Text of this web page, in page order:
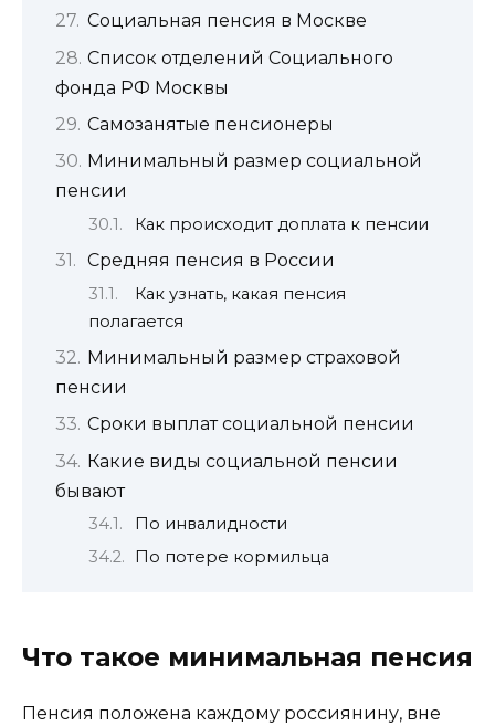
Социальная пенсия в Москве
Список отделений Социального
фонда РФ Москвы
Самозанятые пенсионеры
Минимальный размер социальной
пенсии
Как происходит доплата к пенсии
Средняя пенсия в России
Как узнать, какая пенсия
полагается
Минимальный размер страховой
пенсии
Сроки выплат социальной пенсии
Какие виды социальной пенсии
бывают
По инвалидности
По потере кормильца
Что такое минимальная пенсия
Пенсия положена каждому россиянину, вне